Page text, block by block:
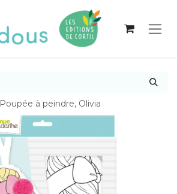
Poupée à peindre, Olivia